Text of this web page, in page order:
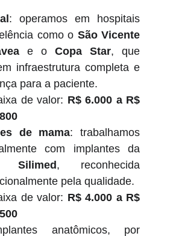
: operamos em hospitais
como o São Vicente
e o Copa Star, que
infraestrutura completa e
para a paciente.
de valor: R$ 6.000 a R$
de mama: trabalhamos
com implantes da
Silimed , reconhecida
pela qualidade.
de valor: R$ 4.000 a R$
anatômicos, por